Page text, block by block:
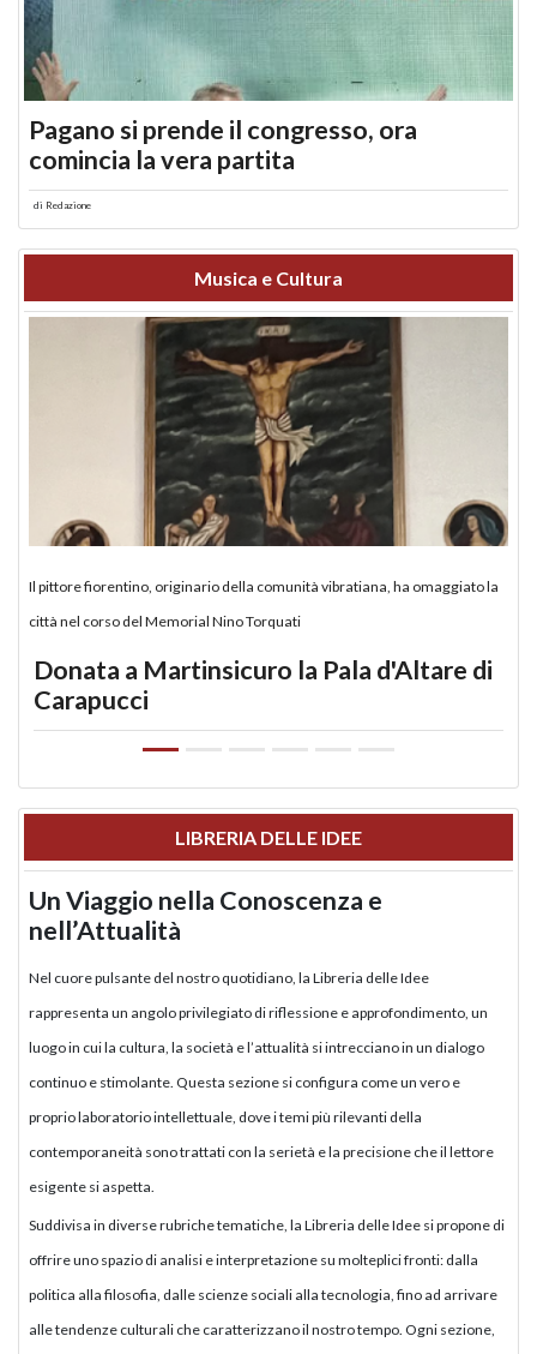
Pagano si prende il congresso, ora
comincia la vera partita
di Redazione
Musica e Cultura
Il pittore fiorentino, originario della comunità vibratiana, ha omaggiato la
città nel corso del Memorial Nino Torquati
Donata a Martinsicuro la Pala d'Altare di
Carapucci
LIBRERIA DELLE IDEE
Un Viaggio nella Conoscenza e
nell’Attualità
Nel cuore pulsante del nostro quotidiano, la Libreria delle Idee
rappresenta un angolo privilegiato di riflessione e approfondimento, un
luogo in cui la cultura, la società e l’attualità si intrecciano in un dialogo
continuo e stimolante. Questa sezione si configura come un vero e
proprio laboratorio intellettuale, dove i temi più rilevanti della
contemporaneità sono trattati con la serietà e la precisione che il lettore
esigente si aspetta.
Suddivisa in diverse rubriche tematiche, la Libreria delle Idee si propone di
offrire uno spazio di analisi e interpretazione su molteplici fronti: dalla
politica alla filosofia, dalle scienze sociali alla tecnologia, fino ad arrivare
alle tendenze culturali che caratterizzano il nostro tempo. Ogni sezione,